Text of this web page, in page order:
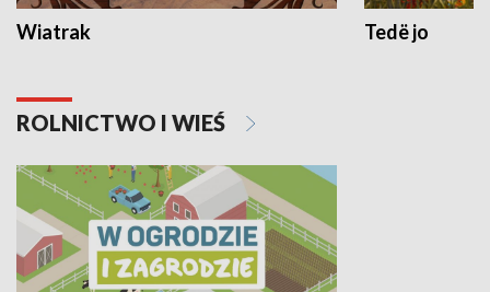
Wiatrak Tedë jo
ROLNICTWO I WIEŚ